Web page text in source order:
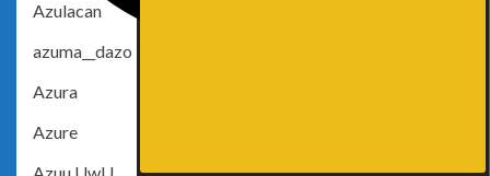
Azulacan
azuma__dazo
Azura
Azure